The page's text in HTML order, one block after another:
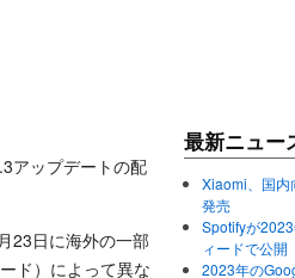
アップデートの配
23日に海外の一部
ド）によって異な
最新ニュー
Xiaomi、国内
発売
Spotifyが
ィードで公開
2023年の